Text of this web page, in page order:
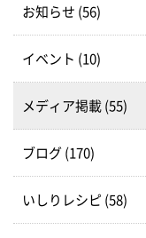
お知らせ (56)
イベント (10)
メディア掲載 (55)
ブログ (170)
いしりレシピ (58)